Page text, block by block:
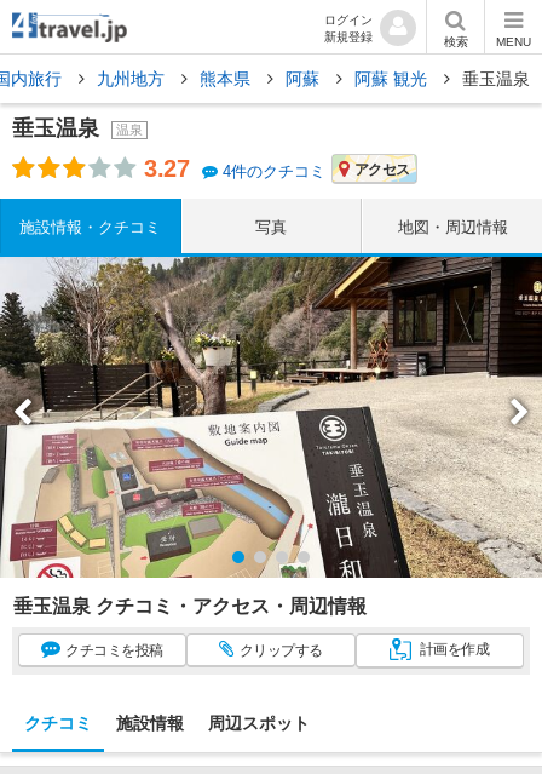
ログイン
新規登録
検索 MENU
内旅行 九州地方 熊本県 阿蘇 阿蘇 観光 垂玉温泉
垂玉温泉 温泉
3.27 4件のクチコミ アクセス
施設情報・クチコミ 写真 地図・周辺情報
垂玉温泉 クチコミ・アクセス・周辺情報
クチコミ を投稿 クリップする 計画を作成
クチコミ 施設情報 周辺スポット